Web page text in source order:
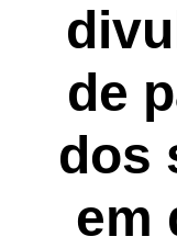
de
dos
em